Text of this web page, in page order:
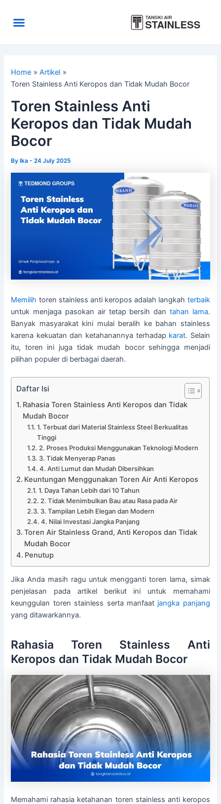
contentMenu
Home
Artikel
Toren Stainless Anti Keropos dan Tidak Mudah Bocor
Toren Stainless Anti
Keropos dan Tidak Mudah
Bocor
ByIka-24 July 2025
Memilih toren stainless anti keropos adalah langkah terbaik
untuk menjaga pasokan air tetap bersih dan tahan lama.
Banyak masyarakat kini mulai beralih ke bahan stainless
karena kekuatan dan ketahanannya terhadap karat. Selain
itu, toren ini juga tidak mudah bocor sehingga menjadi
pilihan populer di berbagai daerah.
Daftar Isi
Rahasia Toren Stainless Anti Keropos dan Tidak
Mudah Bocor
1. Terbuat dari Material Stainless Steel Berkualitas
Tinggi
2. Proses Produksi Menggunakan Teknologi Modern
3. Tidak Menyerap Panas
4. Anti Lumut dan Mudah Dibersihkan
Keuntungan Menggunakan Toren Air Anti Keropos
1. Daya Tahan Lebih dari 10 Tahun
2. Tidak Menimbulkan Bau atau Rasa pada Air
3. Tampilan Lebih Elegan dan Modern
4. Nilai Investasi Jangka Panjang
Toren Air Stainless Grand, Anti Keropos dan Tidak
Mudah Bocor
Penutup
Jika Anda masih ragu untuk mengganti toren lama, simak
penjelasan pada artikel berikut ini untuk memahami
keunggulan toren stainless serta manfaat jangka panjang
yang ditawarkannya.
Rahasia Toren Stainless Anti
Keropos dan Tidak Mudah Bocor
Memahami rahasia ketahanan toren stainless anti keropos